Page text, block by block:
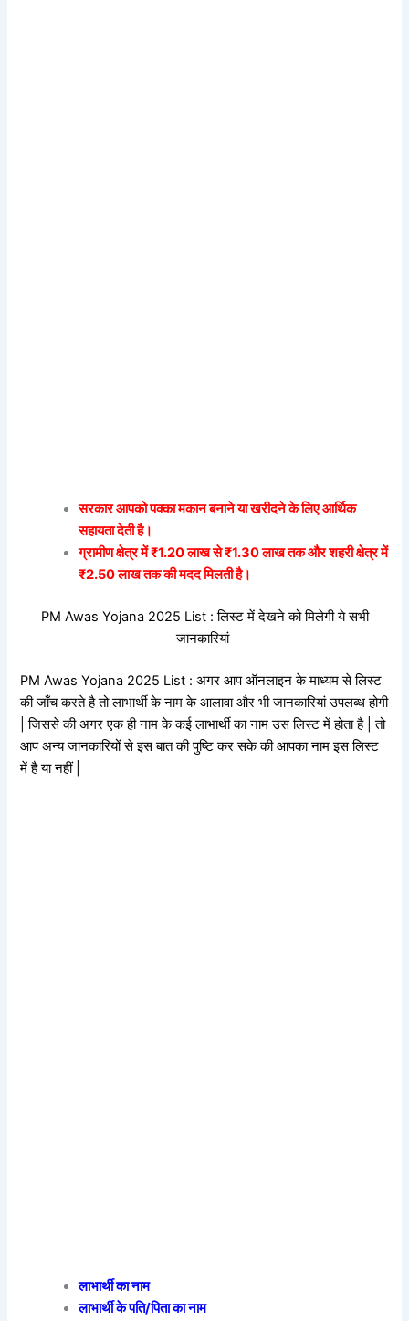
सरकार आपको पक्का मकान बनाने या खरीदने के लिए आर्थिक
सहायता देती है।
ग्रामीण क्षेत्र में ₹1.20 लाख से ₹1.30 लाख तक और शहरी क्षेत्र में
₹2.50 लाख तक की मदद मिलती है।
PM Awas Yojana 2025 List : लिस्ट में देखने को मिलेगी ये सभी
जानकारियां
PM Awas Yojana 2025 List : अगर आप ऑनलाइन के माध्यम से लिस्ट
की जाँच करते है तो लाभार्थी के नाम के आलावा और भी जानकारियां उपलब्ध होगी
| जिससे की अगर एक ही नाम के कई लाभार्थी का नाम उस लिस्ट में होता है | तो
आप अन्य जानकारियों से इस बात की पुष्टि कर सके की आपका नाम इस लिस्ट
में है या नहीं |
लाभार्थी का नाम
लाभार्थी के पति/पिता का नाम